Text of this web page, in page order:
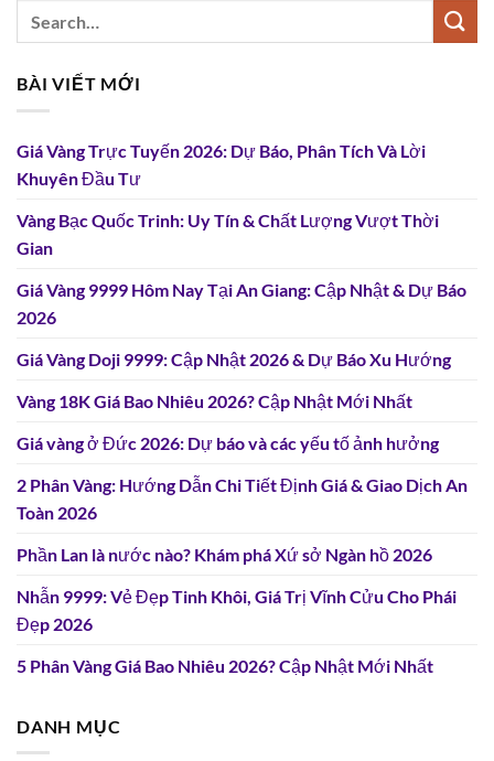
BÀI VIẾT MỚI
Giá Vàng Trực Tuyến 2026: Dự Báo, Phân Tích Và Lời
Khuyên Đầu Tư
Vàng Bạc Quốc Trinh: Uy Tín & Chất Lượng Vượt Thời
Gian
Giá Vàng 9999 Hôm Nay Tại An Giang: Cập Nhật & Dự Báo
2026
Giá Vàng Doji 9999: Cập Nhật 2026 & Dự Báo Xu Hướng
Vàng 18K Giá Bao Nhiêu 2026? Cập Nhật Mới Nhất
Giá vàng ở Đức 2026: Dự báo và các yếu tố ảnh hưởng
2 Phân Vàng: Hướng Dẫn Chi Tiết Định Giá & Giao Dịch An
Toàn 2026
Phần Lan là nước nào? Khám phá Xứ sở Ngàn hồ 2026
Nhẫn 9999: Vẻ Đẹp Tinh Khôi, Giá Trị Vĩnh Cửu Cho Phái
Đẹp 2026
5 Phân Vàng Giá Bao Nhiêu 2026? Cập Nhật Mới Nhất
DANH MỤC